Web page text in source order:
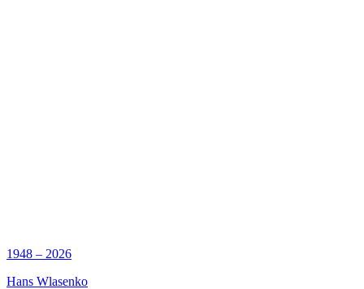
1948 – 2026
Hans Wlasenko